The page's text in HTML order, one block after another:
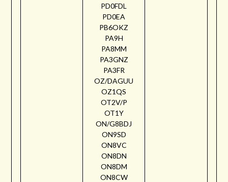
PD0FDL
PD0EA
PB6OKZ
PA9H
PA8MM
PA3GNZ
PA3FR
OZ/DAGUU
OZ1QS
OT2V/P
OT1Y
ON/G8BDJ
ON9SD
ON8VC
ON8DN
ON8DM
ON8CW